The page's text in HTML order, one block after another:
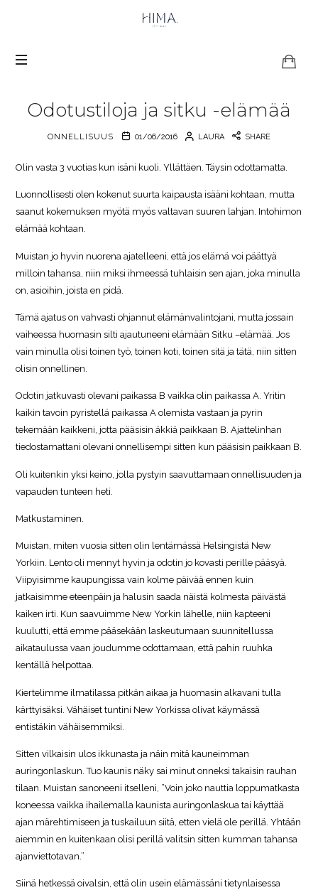
HIMA
Happiness
Odotustiloja ja sitku -elämää
ONNELLISUUS 01/06/2016 LAURA SHARE
Olin vasta 3 vuotias kun isäni kuoli. Yllättäen. Täysin odottamatta.
Luonnollisesti olen kokenut suurta kaipausta isääni kohtaan, mutta
saanut kokemuksen myötä myös valtavan suuren lahjan. Intohimon
elämää kohtaan.
Muistan jo hyvin nuorena ajatelleeni, että jos elämä voi päättyä
milloin tahansa, niin miksi ihmeessä tuhlaisin sen ajan, joka minulla
on, asioihin, joista en pidä.
Tämä ajatus on vahvasti ohjannut elämänvalintojani, mutta jossain
vaiheessa huomasin silti ajautuneeni elämään Sitku –elämää. Jos
vain minulla olisi toinen työ, toinen koti, toinen sitä ja tätä, niin sitten
olisin onnellinen.
Odotin jatkuvasti olevani paikassa B vaikka olin paikassa A. Yritin
kaikin tavoin pyristellä paikassa A olemista vastaan ja pyrin
tekemään kaikkeni, jotta pääsisin äkkiä paikkaan B. Ajattelinhan
tiedostamattani olevani onnellisempi sitten kun pääsisin paikkaan B.
Oli kuitenkin yksi keino, jolla pystyin saavuttamaan onnellisuuden ja
vapauden tunteen heti.
Matkustaminen.
Muistan, miten vuosia sitten olin lentämässä Helsingistä New
Yorkiin. Lento oli mennyt hyvin ja odotin jo kovasti perille pääsyä.
Viipyisimme kaupungissa vain kolme päivää ennen kuin
jatkaisimme eteenpäin ja halusin saada näistä kolmesta päivästä
kaiken irti. Kun saavuimme New Yorkin lähelle, niin kapteeni
kuulutti, että emme pääsekään laskeutumaan suunnitellussa
aikataulussa vaan joudumme odottamaan, että pahin ruuhka
kentällä helpottaa.
Kiertelimme ilmatilassa pitkän aikaa ja huomasin alkavani tulla
kärttyisäksi. Vähäiset tuntini New Yorkissa olivat käymässä
entistäkin vähäisemmiksi.
Sitten vilkaisin ulos ikkunasta ja näin mitä kauneimman
auringonlaskun. Tuo kaunis näky sai minut onneksi takaisin rauhan
tilaan. Muistan sanoneeni itselleni, ”Voin joko nauttia loppumatkasta
koneessa vaikka ihailemalla kaunista auringonlaskua tai käyttää
ajan märehtimiseen ja tuskailuun siitä, etten vielä ole perillä. Yhtään
aiemmin en kuitenkaan olisi perillä valitsin sitten kumman tahansa
ajanviettotavan.”​
Siinä hetkessä oivalsin, että olin usein elämässäni tietynlaisessa